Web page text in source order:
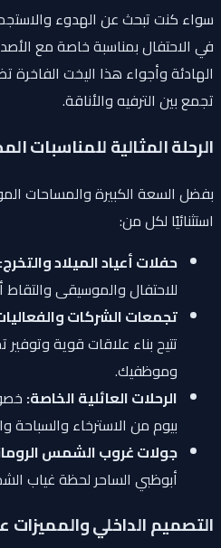
سواء كنت تبحث عن الهدوء
في الاحتفال بمناسبة خاصة مع
الهادئة وأجواء هذا اليخت الفاخرة
تجمع بين الترفيه والأناقة.
الرحلة المثالية للمناسبات
بفضل السعة الكبيرة والمساحات
استثنائيًا لكل من:
حفلات أعياد الميلاد والتخرج:
للاحتفال والموسيقى والتقاط
تجمعات الشركات
تتيح بناء علاقات قوية وتوفير
وموظفيك.
الرحلات العائلية الخاصة:
بيوم من الاسترخاء والسباحة
جولات غروب الشمس
أبوظبي الساحر لحظة غياب
التصميم الداخلي والمميزات